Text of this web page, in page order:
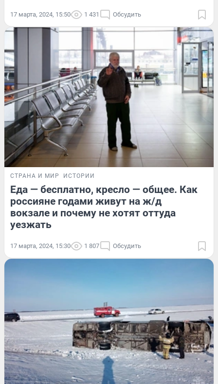
17 марта, 2024, 15:50 1 431 Обсудить
СТРАНА И МИР ИСТОРИИ
Еда — бесплатно, кресло — общее. Как
россияне годами живут на ж/д
вокзале и почему не хотят оттуда
уезжать
17 марта, 2024, 15:30 1 807 Обсудить